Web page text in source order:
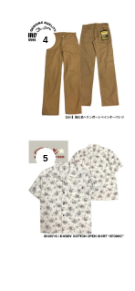
4
5